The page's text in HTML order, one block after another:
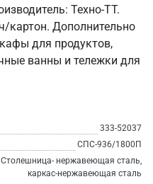
Техно-ТТ.
картон. Дополнительно
для продуктов,
ванны и тележки для
333-52037
СПС-936/1800П
Столешница- нержавеющая сталь,
каркас-нержавеющая сталь